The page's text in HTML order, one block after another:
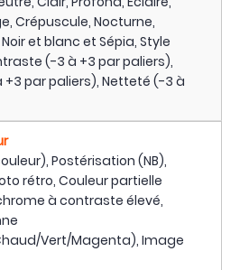
Crépuscule, Nocturne,
et blanc et Sépia, Style
(-3 à +3 par paliers),
par paliers), Netteté (-3 à
Postérisation (NB),
rétro, Couleur partielle
à contraste élevé,
Vert/Magenta), Image